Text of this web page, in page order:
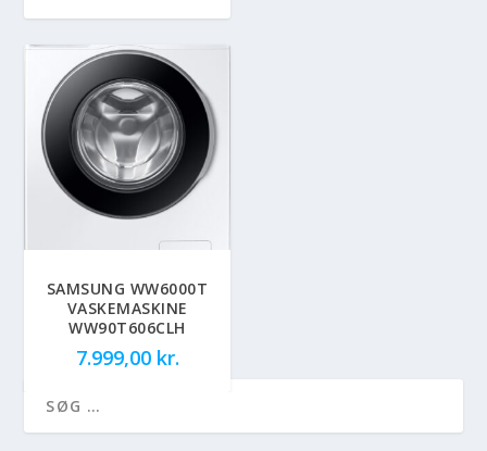
SAMSUNG WW6000T
VASKEMASKINE
WW90T606CLH
7.999,00 kr.